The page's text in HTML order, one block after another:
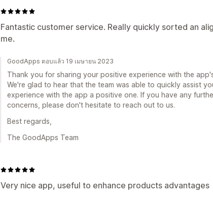
Fantastic customer service. Really quickly sorted an
me.
GoodApps ตอบแล้ว 19 เมษายน 2023
Thank you for sharing your positive experience with the
We're glad to hear that the team was able to quickly assist
experience with the app a positive one. If you have any
concerns, please don't hesitate to reach out to us.
Best regards,
The GoodApps Team
Very nice app, useful to enhance products advantages